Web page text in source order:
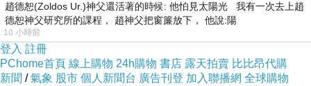
趙德恕(Zoldos Ur.)神父還活著的時候: 他怕見太陽光 我有一次去上趙
德恕神父研究所的課程， 趙神父把窗簾放下， 他說:陽
10 小時前
登入 註冊
PChome首頁 線上購物 24h購物 書店 露天拍賣 比比昂代購
新聞 /氣象 股市 個人新聞台 廣告刊登 加入聯播網 全球購物